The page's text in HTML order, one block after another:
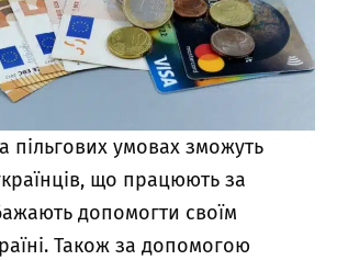
пільгових умовах зможуть
що працюють за
допомогти своїм
Також за допомогою